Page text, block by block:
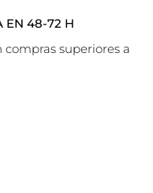
EN 48-72 H
superiores a